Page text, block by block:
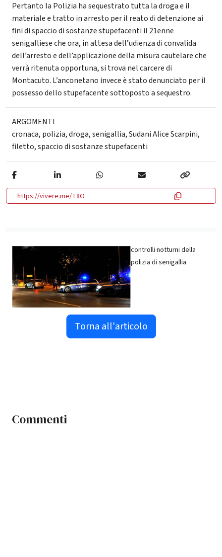
Pertanto la Polizia ha sequestrato tutta la droga e il
materiale e tratto in arresto per il reato di detenzione ai
fini di spaccio di sostanze stupefacenti il 21enne
senigalliese che ora, in attesa dell’udienza di convalida
dell’arresto e dell’applicazione della misura cautelare che
verrà ritenuta opportuna, si trova nel carcere di
Montacuto. L’anconetano invece è stato denunciato per il
possesso dello stupefacente sottoposto a sequestro.
ARGOMENTI
cronaca, polizia,droga,senigallia,Sudani Alice Scarpini,
filetto,spaccio di sostanze stupefacenti
https://vivere.me/T8O
controlli notturni della
polizia di senigallia
Torna all'articolo
Commenti